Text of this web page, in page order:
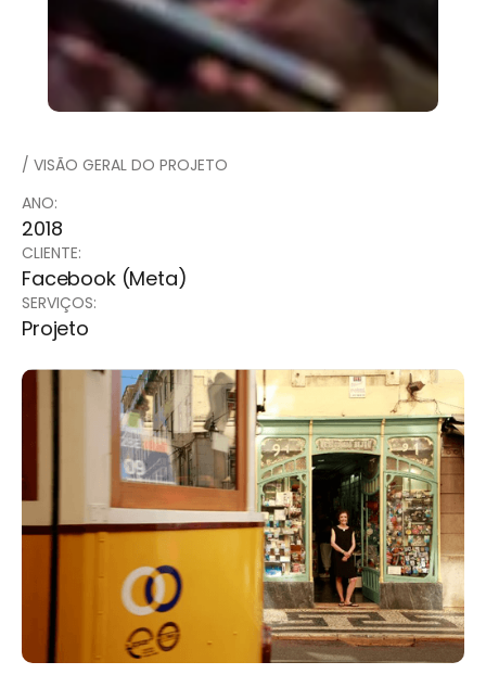
/ VISÃO GERAL DO PROJETO
ANO:
2018
CLIENTE:
Facebook (Meta)
SERVIÇOS:
Projeto